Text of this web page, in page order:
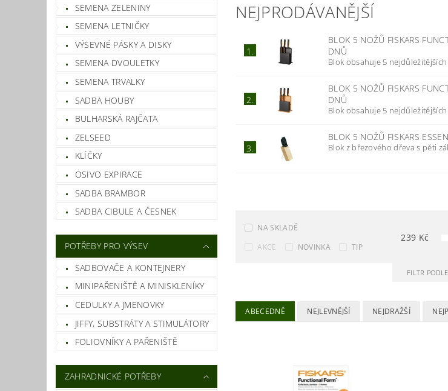
SEMENA ZELENINY
SEMENA LETNIČKY
VÝSEVNÉ PÁSKY A DISKY
SEMENA DVOULETKY
SEMENA TRVALKY
SADBA HOUBY
BULHARSKÁ RAJČATA
ZELSEED
KLÍČKY
OSIVO EXPIRACE
SADBA BRAMBOR
SADBA CIBULE A ČESNEK
POTŘEBY PRO VÝSEV
SADBOVAČE A KONTEJNERY
MINIPAŘENIŠTĚ A MINISKLENÍKY
CEDULKY A JMENOVKY
JIFFY, SUBSTRÁTY A STIMULÁTORY
FOLIOVNÍKY A PAŘENIŠTĚ
ZAHRADNICKÉ POTŘEBY
NEJPRODÁVANĚJŠÍ
1.
BLOK 5 NOŽŮ FISKARS
DNŮ
Blok obsahuje 5
2.
BLOK 5 NOŽŮ FISKARS
DNŮ
Blok obsahuje 5
3.
BLOK 5 NOŽŮ FISKARS
Blok z březového dřeva s pěti
NA SKLADĚ
AKCE
NOVINKA TIP
239 Kč
FILTR
ABECEDNĚ NEJLEVNĚJŠÍ NEJDRAŽŠÍ